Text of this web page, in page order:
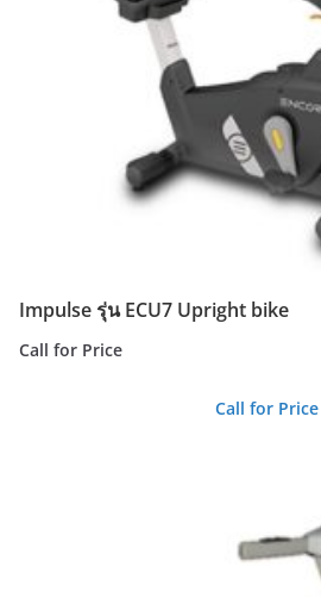
Impulse รุ่น ECU7 Upright bike
Call for Price
Call for Price